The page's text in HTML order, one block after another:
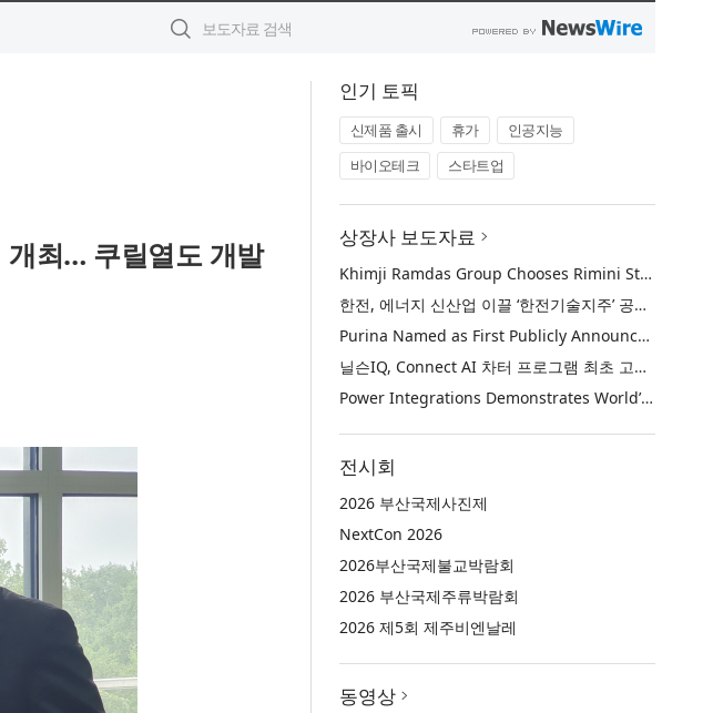
개최… 쿠릴열도 개발
인기 토픽
신제품 출시 휴가
인공지능
바이오테크
스타트업
상장사 보도자료
Khimji Ramdas Group Chooses Rimini Street to Reduce SAP Support Costs, Protect 700+ Customizations and Reinvest Savings in Innovation
한전, 에너지 신산업 이끌 ‘한전기술지주’ 공식 출범
Purina Named as First Publicly Announced NIQ ConnectAI Charter Client
닐슨IQ, Connect AI 차터 프로그램 최초 고객사 ‘퓨리나’ 선정
Power Integrations Demonstrates World’s First 2200 V GaN Technology for Next-Era High-Voltage Power Systems
전시회
2026 부산국제사진제
NextCon 2026
2026부산국제불교박람회
2026 부산국제주류박람회
2026 제5회 제주비엔날레
동영상